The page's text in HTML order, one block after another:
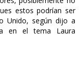
estos podrían ser
Unido, según dijo a
en el tema Laura